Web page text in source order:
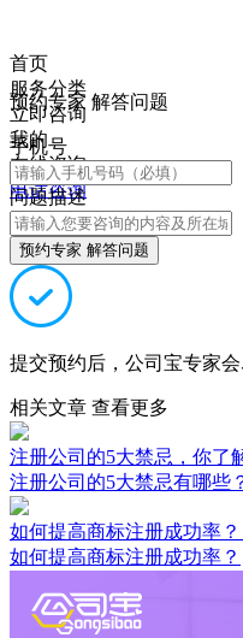
首页
服务分类
立即咨询
我的
在线咨询
电话咨询
预约专家 解答问题
手机号
问题描述
预约专家 解答问题
提交预约后，公司宝专家
相关文章 查看更多
注册公司的5大禁忌，你了
注册公司的5大禁忌有哪些
如何提高商标注册成功率？
如何提高商标注册成功率？